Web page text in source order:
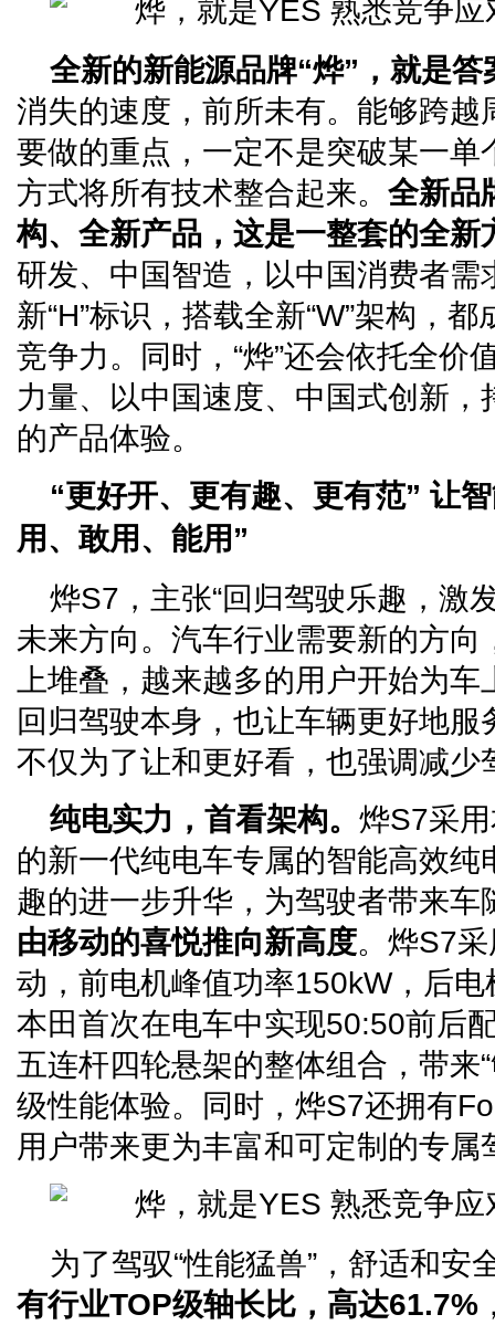
全新的新能源品牌“烨”，就是答
消失的速度，前所未有。能够跨
要做的重点，一定不是突破某一
方式将所有技术整合起来。 全新品
构、全新产品，这是一整套的全新
研发、中国智造，以中国消费者需
新“H”标识，搭载全新“W”架构，
竞争力。同时，“烨”还会依托全价
力量、以中国速度、中国式创新
的产品体验。
“更好开、更有趣、更有范” 让
用、敢用、能用”
烨S7，主张“回归驾驶乐趣，激
未来方向。汽车行业需要新的方
上堆叠，越来越多的用户开始为
回归驾驶本身，也让车辆更好地
不仅为了让和更好看，也强调减少
纯电实力，首看架构。 烨S7采
的新一代纯电车专属的智能高效
趣的进一步升华，为驾驶者带来车
由移动的喜悦推向新高度。烨S7
动，前电机峰值功率150kW，后
本田首次在电车中实现50:50前后
五连杆四轮悬架的整体组合，带来
级性能体验。同时，烨S7还拥有
用户带来更为丰富和可定制的专属
为了驾驭“性能猛兽”，舒适和安
有行业TOP级轴长比，高达61.7%